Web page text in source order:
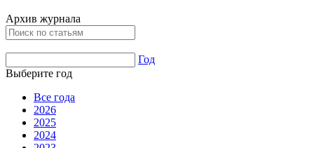
Архив журнала
Год
Выберите год
Все года
2026
2025
2024